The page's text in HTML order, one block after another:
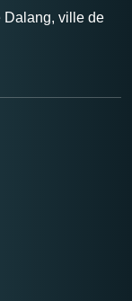
Dalang, ville de